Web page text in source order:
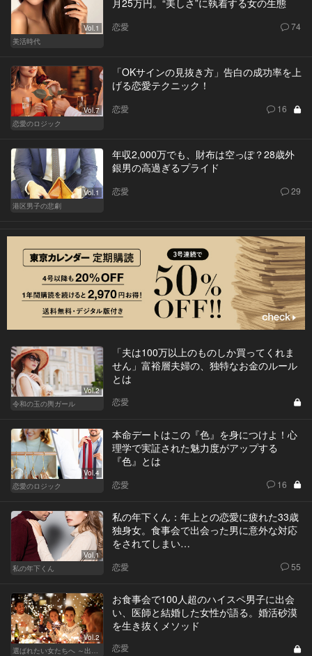
Vol.1
美活時代
月25万円。“美しさ”に執着する女の生態
恋愛 74
Vol.7
恋愛のロジック
「OKサインの見抜き方」告白の成功率を上
げる恋愛テクニック！
恋愛 16
Vol.1
港区男子の悲劇
年収2,000万でも、財布は空っぽ？28歳外
銀男の高過ぎるプライド
恋愛 29
Vol.2
令和の玉の輿ガール
「夫は100万以上のものしか買ってくれま
せん」富裕層夫婦の、独特なお金のルール
とは
恋愛
Vol.4
恋愛のロジック
本命デートはこの『色』を身につけよ！心
理学で実証された魅力度がアップする
『色』とは
恋愛 16
Vol.1
私の年下くん
私の年下くん：年上との恋愛に疲れた33歳
独身女。食事会で出会った男に意外な対応
をされてしまい…
恋愛 55
Vol.2
選ばれたい女たちへ ～出会いから結婚まで～
お食事会で100人超のハイスペ男子に出会
い、医師と結婚した女性が語る。婚活砂漠
を生き抜くメソッド
恋愛